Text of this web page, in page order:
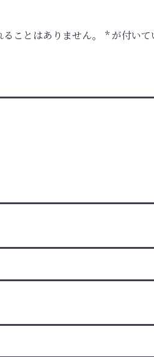
ことはありません。 *が付いて